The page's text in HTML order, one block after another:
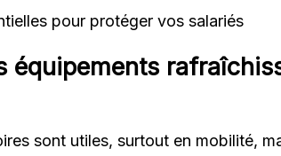
équipements
sont utiles, surtout en mobilité,